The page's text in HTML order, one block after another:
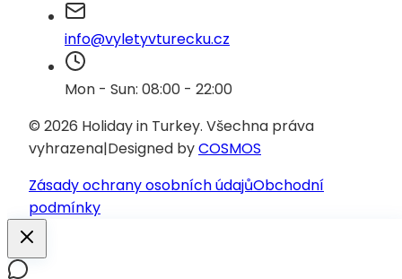
info@vyletyvturecku.cz
Mon - Sun: 08:00 - 22:00
© 2026 Holiday in Turkey. Všechna práva
vyhrazena|Designed byCOSMOS
Zásady ochrany osobních údajůObchodní
podmínky